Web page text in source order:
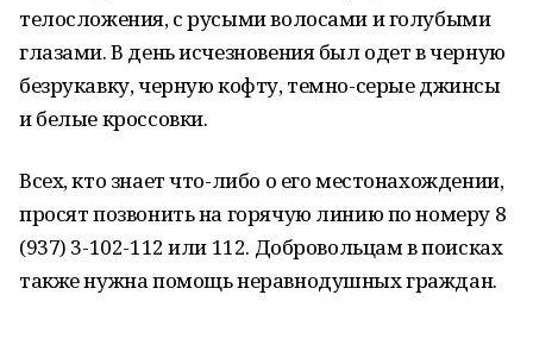
телосложения, с русыми волосами и голубыми
глазами. В день исчезновения был одет в черную
безрукавку, черную кофту, темно-серые джинсы
и белые кроссовки.
Всех, кто знает что-либо о его местонахождении,
просят позвонить на горячую линию по номеру 8
(937) 3-102-112 или 112. Добровольцам в поисках
также нужна помощь неравнодушных граждан.